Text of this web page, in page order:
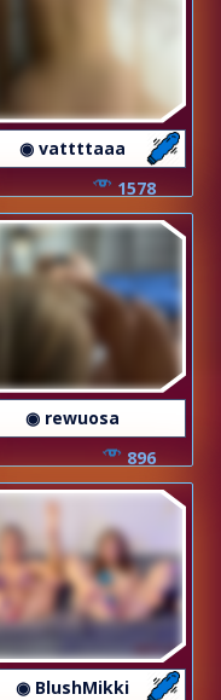
◉ vattttaaa
1578
◉ rewuosa
896
◉ BlushMikki